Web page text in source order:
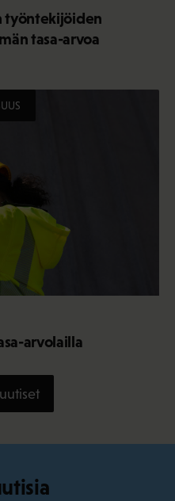
työntekijöiden
tasa-arvoa
arvolailla